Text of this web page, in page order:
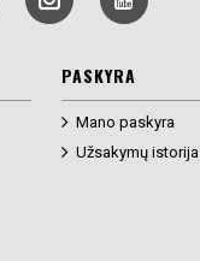
PASKYRA
Mano paskyra
Užsakymų istorija